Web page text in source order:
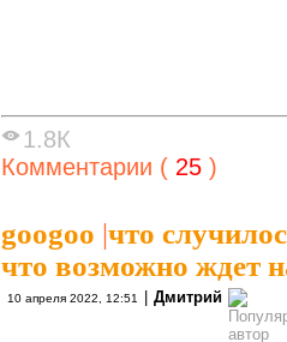
1.8К
Комментарии ( 25 )
googoo |что
что возможно ждет
10 апреля 2022, 12:51 | Дмитрий